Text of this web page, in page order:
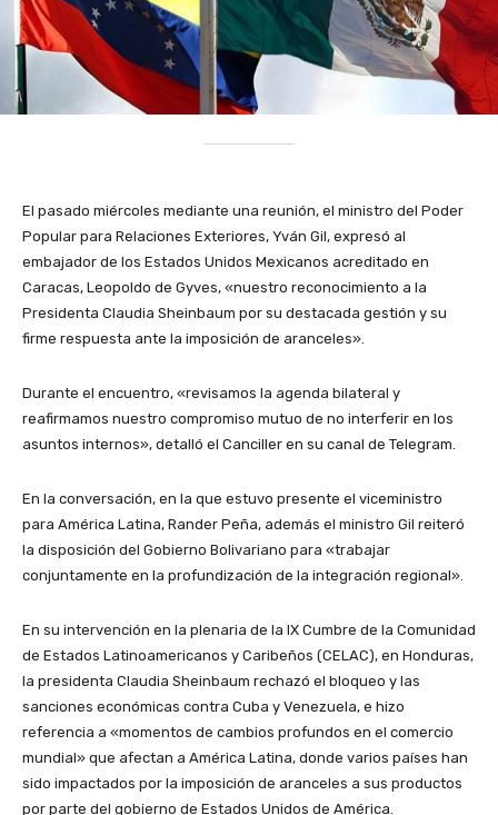
El pasado miércoles mediante una reunión, el ministro del Poder
Popular para Relaciones Exteriores, Yván Gil, expresó al
embajador de los Estados Unidos Mexicanos acreditado en
Caracas, Leopoldo de Gyves, «nuestro reconocimiento a la
Presidenta Claudia Sheinbaum por su destacada gestión y su
firme respuesta ante la imposición de aranceles».
Durante el encuentro, «revisamos la agenda bilateral y
reafirmamos nuestro compromiso mutuo de no interferir en los
asuntos internos», detalló el Canciller en su canal de Telegram.
En la conversación, en la que estuvo presente el viceministro
para América Latina, Rander Peña, además el ministro Gil reiteró
la disposición del Gobierno Bolivariano para «trabajar
conjuntamente en la profundización de la integración regional».
En su intervención en la plenaria de la IX Cumbre de la Comunidad
de Estados Latinoamericanos y Caribeños (CELAC), en Honduras,
la presidenta Claudia Sheinbaum rechazó el bloqueo y las
sanciones económicas contra Cuba y Venezuela, e hizo
referencia a «momentos de cambios profundos en el comercio
mundial» que afectan a América Latina, donde varios países han
sido impactados por la imposición de aranceles a sus productos
por parte del gobierno de Estados Unidos de América.